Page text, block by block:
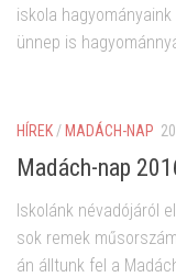
iskola
ünnep is
HÍREK/ MADÁCH-NAP
Madách-nap
Iskolánk névadójáról
sok remek
án álltunk fel a